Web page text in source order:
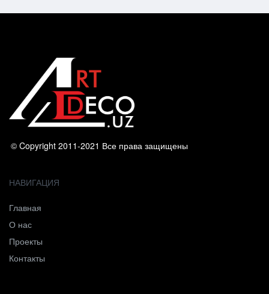
© Copyright 2011-2021 Все права защищены
НАВИГАЦИЯ
Главная
О нас
Проекты
Контакты